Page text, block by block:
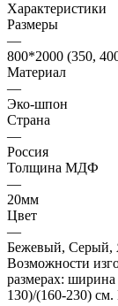
Характеристики
Размеры
—
800*2000 (350,
Материал
—
Эко-шпон
Страна
—
Россия
Толщина МДФ
—
20мм
Цвет
—
Бежевый, Серый,
Возможности
размерах:
130)/(160-230)